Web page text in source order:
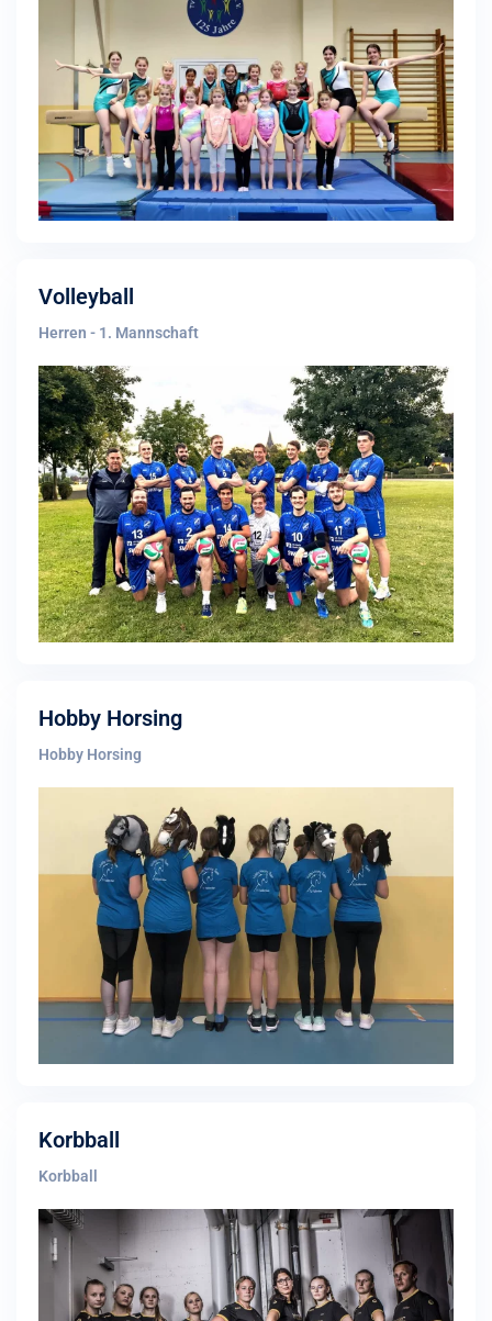
Volleyball
Herren - 1. Mannschaft
Hobby Horsing
Hobby Horsing
Korbball
Korbball